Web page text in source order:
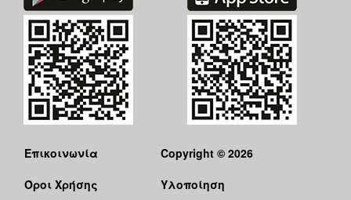
Επικοινωνία
Όροι Χρήσης
Copyright © 2026
Υλοποίηση